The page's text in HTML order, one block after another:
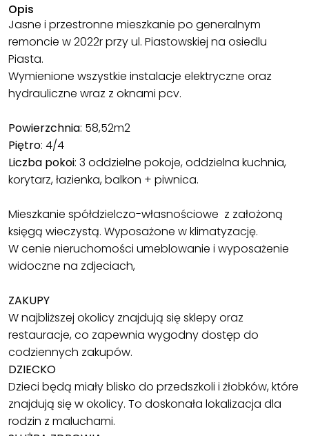
Opis
Jasne i przestronne mieszkanie po generalnym
remoncie w 2022r przy ul. Piastowskiej na osiedlu
Piasta.
Wymienione wszystkie instalacje elektryczne oraz
hydrauliczne wraz z oknami pcv.
Powierzchnia: 58,52m2
Piętro: 4/4
Liczba pokoi: 3 oddzielne pokoje, oddzielna kuchnia,
korytarz, łazienka, balkon + piwnica.
Mieszkanie spółdzielczo-własnościowe z założoną
księgą wieczystą. Wyposażone w klimatyzację.
W cenie nieruchomości umeblowanie i wyposażenie
widoczne na zdjeciach,
ZAKUPY
W najbliższej okolicy znajdują się sklepy oraz
restauracje, co zapewnia wygodny dostęp do
codziennych zakupów.
DZIECKO
Dzieci będą miały blisko do przedszkoli i żłobków, które
znajdują się w okolicy. To doskonała lokalizacja dla
rodzin z maluchami.